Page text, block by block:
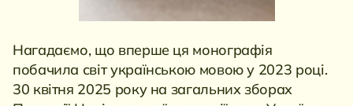
Нагадаємо, що вперше ця монографія
побачила світ українською мовою у 2023 році.
30 квітня 2025 року на загальних зборах